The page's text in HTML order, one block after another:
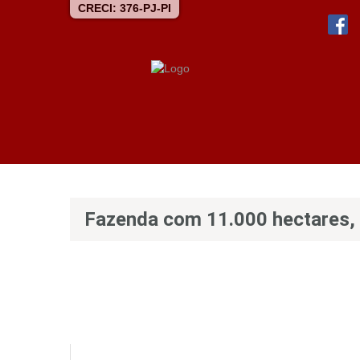
CRECI: 376-PJ-PI
Fazenda com 11.000